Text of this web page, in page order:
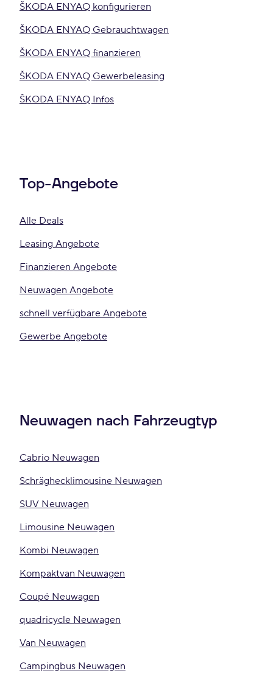
ŠKODA ENYAQ konfigurieren
ŠKODA ENYAQ Gebrauchtwagen
ŠKODA ENYAQ finanzieren
ŠKODA ENYAQ Gewerbeleasing
ŠKODA ENYAQ Infos
Top-Angebote
Alle Deals
Leasing Angebote
Finanzieren Angebote
Neuwagen Angebote
schnell verfügbare Angebote
Gewerbe Angebote
Neuwagen nach Fahrzeugtyp
Cabrio Neuwagen
Schräghecklimousine Neuwagen
SUV Neuwagen
Limousine Neuwagen
Kombi Neuwagen
Kompaktvan Neuwagen
Coupé Neuwagen
quadricycle Neuwagen
Van Neuwagen
Campingbus Neuwagen